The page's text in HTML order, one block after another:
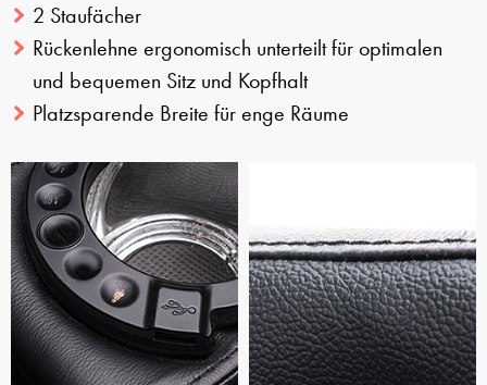
2 Staufächer
Rückenlehne ergonomisch unterteilt für optimalen
und bequemen Sitz und Kopfhalt
Platzsparende Breite für enge Räume